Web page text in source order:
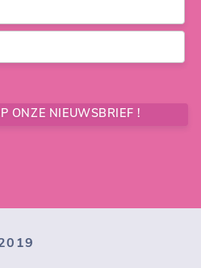
ONZE NIEUWSBRIEF !